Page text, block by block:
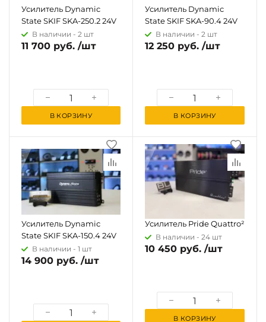
Усилитель Dynamic
State SKIF SKA-250.2 24V
В наличии - 2 шт
11 700 руб. /шт
В КОРЗИНУ
Усилитель Dynamic
State SKIF SKA-90.4 24V
В наличии - 2 шт
12 250 руб. /шт
В КОРЗИНУ
Усилитель Dynamic
State SKIF SKA-150.4 24V
В наличии - 1 шт
14 900 руб. /шт
Усилитель Pride Quattro²
В наличии - 24 шт
10 450 руб. /шт
В КОРЗИНУ